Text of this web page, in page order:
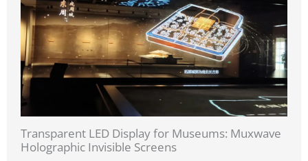
Transparent LED Display for Museums: Muxwave
Holographic Invisible Screens